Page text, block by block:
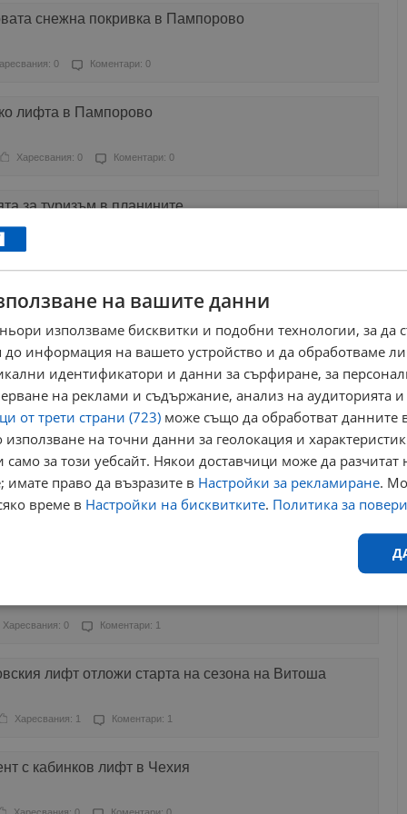
снежна покривка в Пампорово
0 Коментари: 0
лифта в Пампорово
Харесвания: 0 Коментари: 0
за туризъм в планините
Харесвания: 0
зимни курорти у нас
Харесвания: 3
се отправиха към Рилските езера
Харесвания: 1 Коментари: 2
големи ски курорта в България
Харесвания: 0 Коментари: 1
лифт отложи старта на сезона на Витоша
Харесвания: 1 Коментари: 1
с кабинков лифт в Чехия
на вашите данни
използваме бисквитки и подобни технологии, за да
до информация на вашето устройство и да обработваме
идентификатори и данни за сърфиране, за
на реклами и съдържание, анализ на аудиторията
от трети страни (723) може също да обработват данните
на точни данни за геолокация и
за този уебсайт. Някои доставчици може да разчитат
имате право да възразите в Настройки за рекламиране.
време в Настройки на бисквитките. Политика за
Ефективност Таргетиране Функционалност